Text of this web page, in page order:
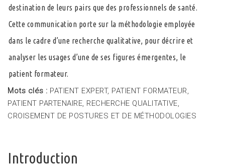
destination de leurs pairs que des professionnels de santé.
Cette communication porte sur la méthodologie employée
dans le cadre d’une recherche qualitative, pour décrire et
analyser les usages d’une de ses figures émergentes, le
patient formateur.
Mots clés : PATIENT EXPERT, PATIENT FORMATEUR,
PATIENT PARTENAIRE, RECHERCHE QUALITATIVE,
CROISEMENT DE POSTURES ET DE MÉTHODOLOGIES
Introduction